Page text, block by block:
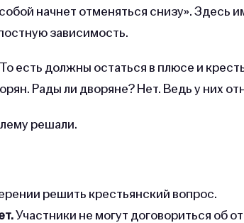
начнет отменяться снизу». Здесь
зависимость.
есть должны остаться в плюсе и
Рады ли дворяне? Нет. Ведь у них
решали.
решить крестьянский вопрос.
Участники не могут договориться об